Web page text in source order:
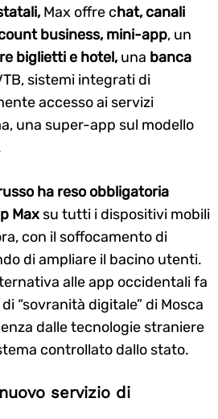
Max offre chat, canali
business, mini-app, un
biglietti e hotel, una banca
sistemi integrati di
accesso ai servizi
una super-app sul modello
ha reso obbligatoria
Max su tutti i dispositivi mobili
con il soffocamento di
di ampliare il bacino utenti.
alle app occidentali fa
“sovranità digitale” di Mosca
dalle tecnologie straniere
controllato dallo stato.
servizio di